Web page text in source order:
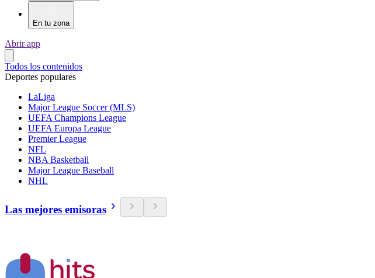
En tu zona
Abrir app
Todos los contenidos
Deportes populares
LaLiga
Major League Soccer (MLS)
UEFA Champions League
UEFA Europa League
Premier League
NFL
NBA Basketball
Major League Baseball
NHL
Las mejores emisoras